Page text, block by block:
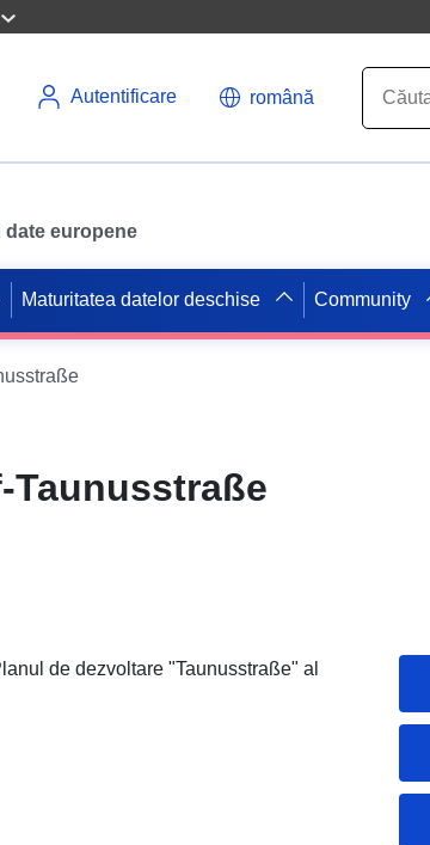
Autentificare română
date europene
Maturitatea datelor deschise Community
de dezvoltare "Taunusstraße" al